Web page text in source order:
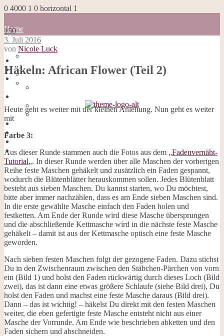
0 4000 1 0 horizontal 1
Home
Blog
about me
Impressum
Datenschutzerklärung
Galerie
Opal-Abos
Strickblogs
Hörbücher
150
Home
Blog
about me
Datenschutzerklärung
Cookies
Galerie
Opal-Abos
Hörbücher
3. Juli 2016
von Nicole Luck
Häkeln: African Flower (Teil 2)
Heute geht es weiter mit der kleinen Anleitung. Nun geht es weiter
mit
Farbe 3:
Aus dieser Runde stammen auch die Fotos aus dem „Fadenvernäht-
Tutorial„. In dieser Runde werden über alle Maschen der vorherigen
Reihe feste Maschen gehäkelt und zusätzlich ein Faden gespannt,
wodurch die Blütenblätter herauskommen sollen. Jedes Blütenblatt
besteht aus sieben Maschen. Du kannst starten, wo Du möchtest,
bitte aber immer nachzählen, dass es am Ende sieben Maschen sind.
In die erste gewählte Masche einfach den Faden holen und
festketten. Am Ende der Runde wird diese Masche übersprungen
und die abschließende Kettmasche wird in die nächste feste Masche
gehäkelt – damit ist aus der Kettmasche optisch eine feste Masche
geworden.
Nach sieben festen Maschen folgt der gezogene Faden. Dazu stichst
Du in den Zwischenraum zwischen den Stäbchen-Pärchen von vorn
ein (Bild 1) und holst den Faden rückwärtig durch dieses Loch (Bild
zwei), das ist dann eine etwas größere Schlaufe (siehe Bild drei), Du
holst den Faden und machst eine feste Masche daraus (Bild drei).
Dann – das ist wichtig! – häkelst Du direkt mit den festen Maschen
weiter, die eben gefertigte feste Masche entsteht nicht aus einer
Masche der Vorrunde. Am Ende wie beschrieben abketten und den
Faden sichern und abschneiden.